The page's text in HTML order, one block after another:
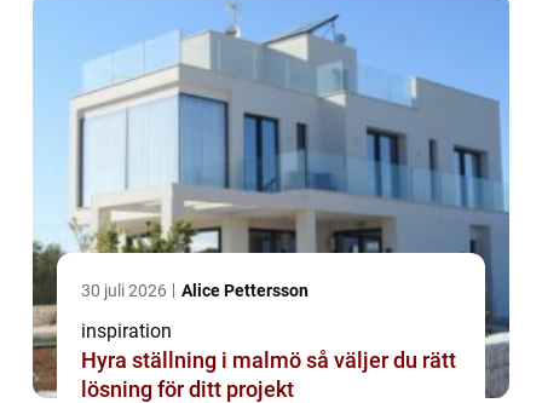
30 juli 2026 Alice Pettersson
inspiration
Hyra ställning i malmö så väljer du rätt
lösning för ditt projekt